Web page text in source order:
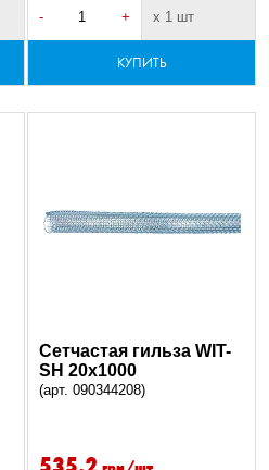
- + х 1 шт
КУПИТЬ
Сетчастая гильза WIT-
SH 20x1000
(арт. 090344208)
535.2